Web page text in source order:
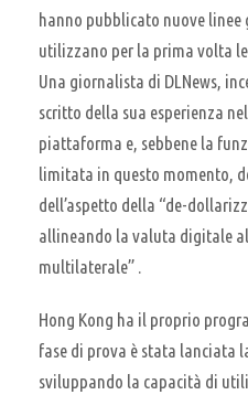
hanno pubblicato nuove linee
utilizzano per la prima volta le
Una giornalista di DLNews,
scritto della sua esperienza
piattaforma e, sebbene la
limitata in questo momento,
dell’aspetto della “de-
allineando la valuta digitale
multilaterale” .
Hong Kong ha il proprio
fase di prova è stata lanciata
sviluppando la capacità di